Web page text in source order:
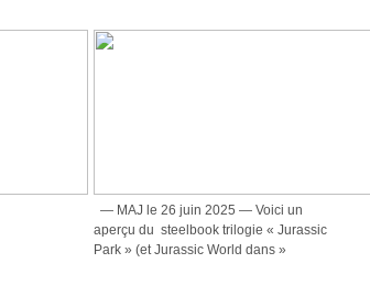
— MAJ le 26 juin 2025 — Voici un
aperçu du steelbook trilogie « Jurassic
Park » (et Jurassic World dans »